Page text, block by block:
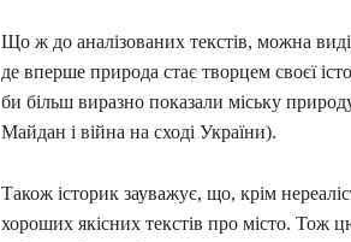
Що ж до аналізованих текстів, можна
де вперше природа стає творцем своєї
би більш виразно показали міську
Майдан і війна на сході України).
Також історик зауважує, що, крім
хороших якісних текстів про місто. Тож